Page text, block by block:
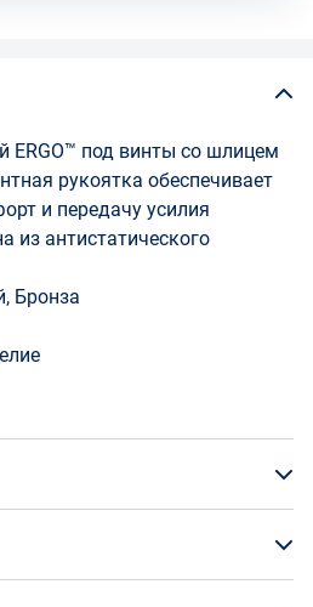
ERGO™ под винты со шлицем
рукоятка обеспечивает
и передачу усилия
из антистатического
Бронза